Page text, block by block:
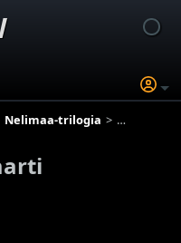
Nelimaa-trilogia